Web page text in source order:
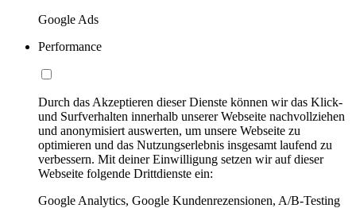
Google Ads
Performance
Durch das Akzeptieren dieser Dienste können wir das Klick-
und Surfverhalten innerhalb unserer Webseite nachvollziehen
und anonymisiert auswerten, um unsere Webseite zu
optimieren und das Nutzungserlebnis insgesamt laufend zu
verbessern. Mit deiner Einwilligung setzen wir auf dieser
Webseite folgende Drittdienste ein:
Google Analytics, Google Kundenrezensionen, A/B-Testing